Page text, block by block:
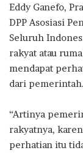
Eddy Ganefo,
DPP Asosiasi
Seluruh
rakyat atau
mendapat
dari pemerintah.
“Artinya
rakyatnya,
perhatian itu